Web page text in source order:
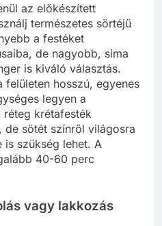
az előkészített
természetes sörtéjű
a festéket
de nagyobb, sima
is kiváló választás.
felületen hosszú, egyenes
legyen a
krétafesték
de sötét színről világosra
szükség lehet. A
40-60 perc
vagy lakkozás